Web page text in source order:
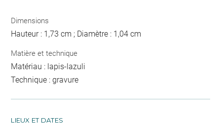
Dimensions
Hauteur : 1,73 cm ; Diamètre : 1,04 cm
Matière et technique
Matériau : lapis-lazuli
Technique : gravure
LIEUX ET DATES